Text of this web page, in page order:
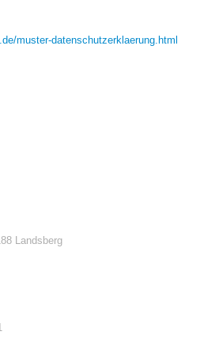
muster-datenschutzerklaerung.html
Landsberg